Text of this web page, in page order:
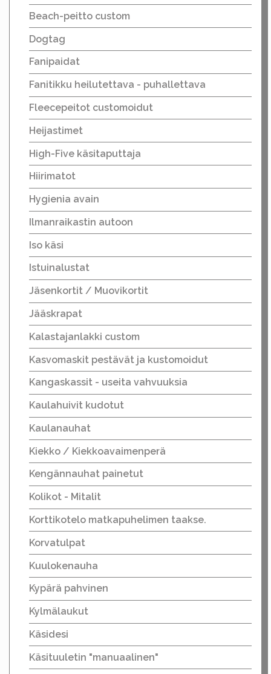
Beach-peitto custom
Dogtag
Fanipaidat
Fanitikku heilutettava - puhallettava
Fleecepeitot customoidut
Heijastimet
High-Five käsitaputtaja
Hiirimatot
Hygienia avain
Ilmanraikastin autoon
Iso käsi
Istuinalustat
Jäsenkortit / Muovikortit
Jääskrapat
Kalastajanlakki custom
Kasvomaskit pestävät ja kustomoidut
Kangaskassit - useita vahvuuksia
Kaulahuivit kudotut
Kaulanauhat
Kiekko / Kiekkoavaimenperä
Kengännauhat painetut
Kolikot - Mitalit
Korttikotelo matkapuhelimen taakse.
Korvatulpat
Kuulokenauha
Kypärä pahvinen
Kylmälaukut
Käsidesi
Käsituuletin "manuaalinen"